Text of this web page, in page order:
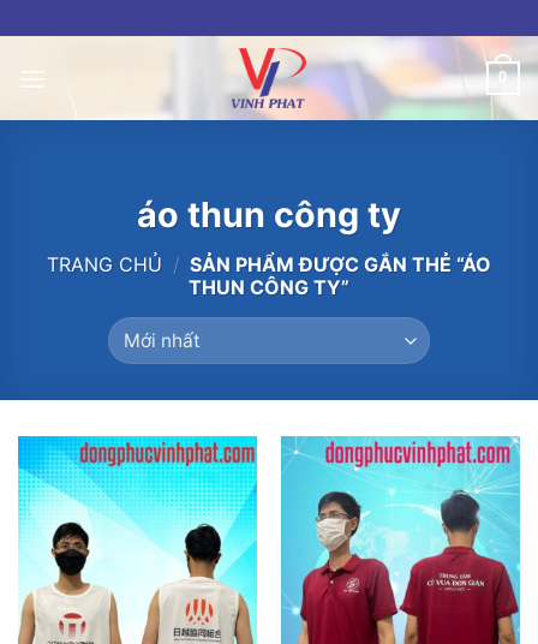
to
content
0
áo thun công ty
TRANG CHỦ / SẢN PHẨM ĐƯỢC GẮN THẺ “ÁO
THUN CÔNG TY”